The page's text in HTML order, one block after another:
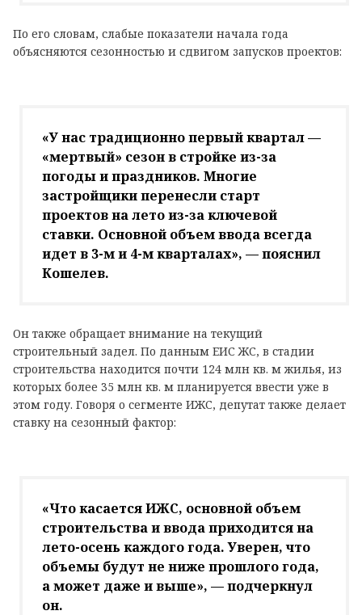
По его словам, слабые показатели начала года
объясняются сезонностью и сдвигом запусков проектов:
«У нас традиционно первый квартал —
«мертвый» сезон в стройке из-за
погоды и праздников. Многие
застройщики перенесли старт
проектов на лето из-за ключевой
ставки. Основной объем ввода всегда
идет в 3-м и 4-м кварталах», — пояснил
Кошелев.
Он также обращает внимание на текущий
строительный задел. По данным ЕИС ЖС, в стадии
строительства находится почти 124 млн кв. м жилья, из
которых более 35 млн кв. м планируется ввести уже в
этом году. Говоря о сегменте ИЖС, депутат также делает
ставку на сезонный фактор:
«Что касается ИЖС, основной объем
строительства и ввода приходится на
лето-осень каждого года. Уверен, что
объемы будут не ниже прошлого года,
а может даже и выше», — подчеркнул
он.